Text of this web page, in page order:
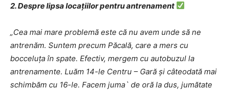
2. Despre lipsa locațiilor pentru antrenament
„Cea mai mare problemă este că nu avem unde să ne
antrenăm. Suntem precum Păcală, care a mers cu
bocceluța în spate. Efectiv, mergem cu autobuzul la
antrenamente. Luăm 14-le Centru – Gară și câteodată mai
schimbăm cu 16-le. Facem juma` de oră la dus, jumătate